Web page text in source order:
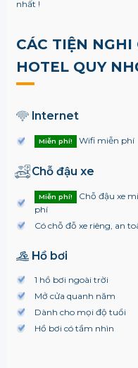
nhất !
CÁC TIỆN NGHI
HOTEL QUY
Internet
Miễn phí! Wifi miễn phí
Chỗ đậu xe
Miễn phí!
Chỗ đậu xe
phí
Có chỗ đỗ xe riêng, an
Hồ bơi
1 hồ bơi ngoài trời
Mở cửa quanh năm
Dành cho mọi độ tuổi
Hồ bơi có tầm nhìn